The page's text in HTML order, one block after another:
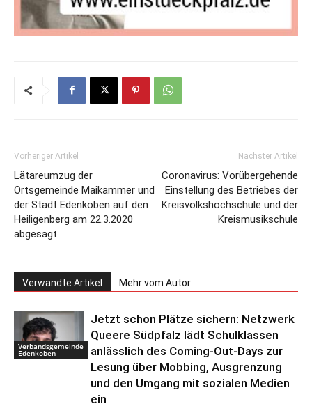
Vorheriger Artikel
Lätareumzug der
Ortsgemeinde Maikammer und
der Stadt Edenkoben auf den
Heiligenberg am 22.3.2020
abgesagt
Nächster Artikel
Coronavirus: Vorübergehende
Einstellung des Betriebes der
Kreisvolkshochschule und der
Kreismusikschule
Verwandte Artikel Mehr vom Autor
Verbandsgemeinde
Edenkoben
Jetzt schon Plätze sichern: Netzwerk
Queere Südpfalz lädt Schulklassen
anlässlich des Coming-Out-Days zur
Lesung über Mobbing, Ausgrenzung
und den Umgang mit sozialen Medien
ein